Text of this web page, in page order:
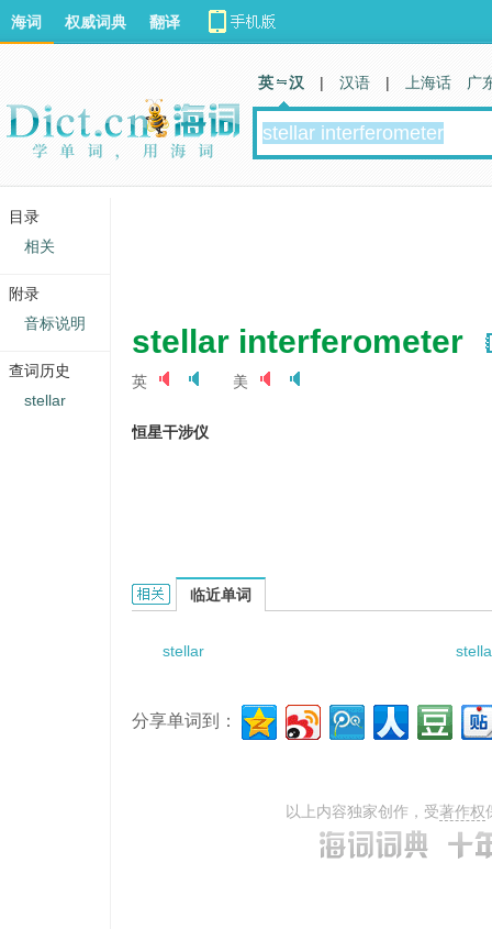
stellar interferometer
英 美
恒星干涉仪
stellar interferometer的相关资料：
临近单词
stellar
分享单词到：
以上内容独家创作，受著作权
海词 权威词典 翻译
英 汉 | 汉语 | 上海话 广
目录
相关
附录
音标说明
查词历史
stellar